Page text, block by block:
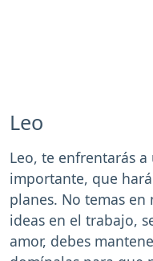
Leo
Leo, te enfrentarás
importante, que
planes. No temas
ideas en el trabajo,
amor, debes